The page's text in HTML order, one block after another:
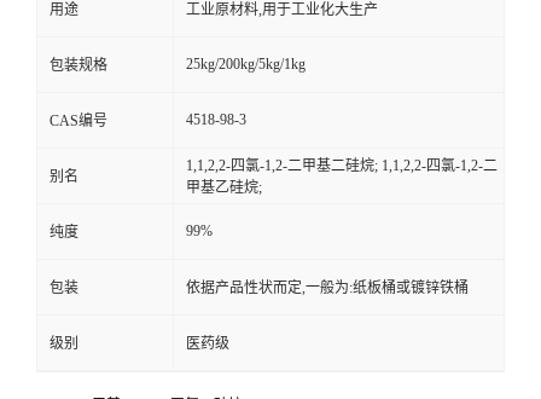
用途 工业原材料,用于工业化大生产
包装规格 25kg/200kg/5kg/1kg
CAS编号 4518-98-3
别名
1,1,2,2-四氯-1,2-二甲基二硅烷; 1,1,2,2-四氯-1,2-二
甲基乙硅烷;
纯度 99%
包装 依据产品性状而定,一般为:纸板桶或镀锌铁桶
级别 医药级